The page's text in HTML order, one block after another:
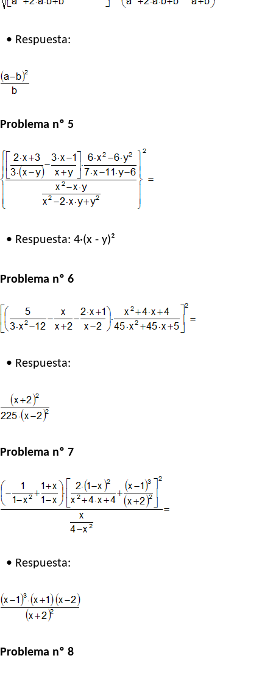
• Respuesta:
Problema nº 5
• Respuesta: 4·(x - y)²
Problema nº 6
• Respuesta:
Problema nº 7
• Respuesta:
Problema nº 8